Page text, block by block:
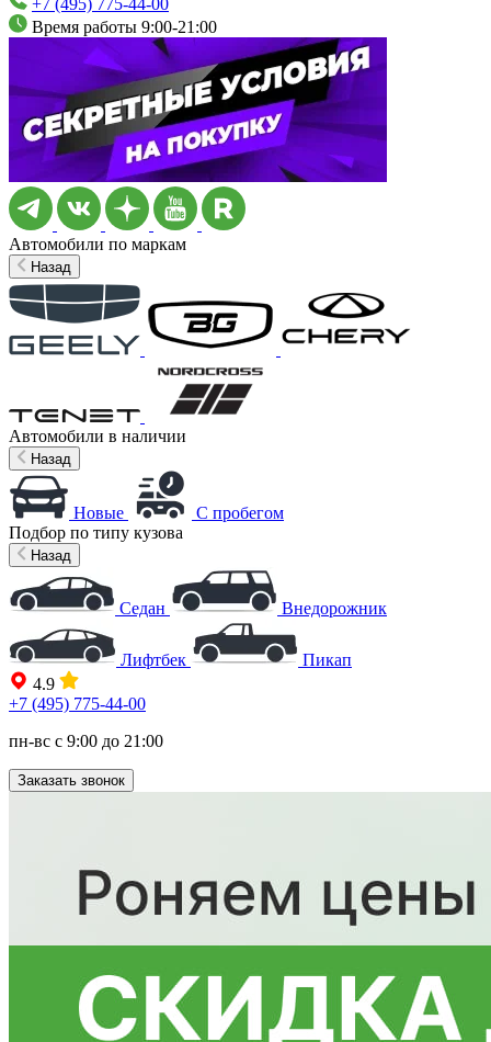
+7 (495) 775-44-00
Время работы 9:00-21:00
Автомобили по маркам
Назад
Автомобили в наличии
Назад
Новые
С пробегом
Подбор по типу кузова
Назад
Седан Внедорожник
Лифтбек
Пикап
4.9
+7 (495) 775-44-00
пн-вс с 9:00 до 21:00
Заказать звонок